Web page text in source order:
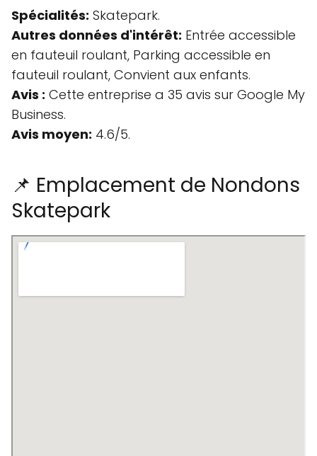
Spécialités: Skatepark.
Autres données d'intérêt: Entrée accessible
en fauteuil roulant, Parking accessible en
fauteuil roulant, Convient aux enfants.
Avis : Cette entreprise a 35 avis sur Google My
Business.
Avis moyen: 4.6/5.
📌 Emplacement de Nondons
Skatepark